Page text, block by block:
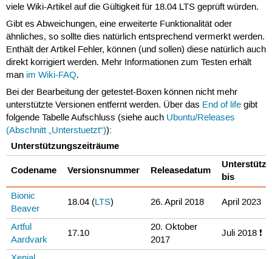
viele Wiki-Artikel auf die Gültigkeit für 18.04 LTS geprüft würden.
Gibt es Abweichungen, eine erweiterte Funktionalität oder
ähnliches, so sollte dies natürlich entsprechend vermerkt werden.
Enthält der Artikel Fehler, können (und sollen) diese natürlich auch
direkt korrigiert werden. Mehr Informationen zum Testen erhält
man im Wiki-FAQ.
Bei der Bearbeitung der getestet-Boxen können nicht mehr
unterstützte Versionen entfernt werden. Über das End of lifegibt
folgende Tabelle Aufschluss (siehe auch Ubuntu/Releases
(Abschnitt „Unterstuetzt“)):
Unterstützungszeiträume
Codename
Versionsnummer Releasedatum
Unterstützt
bis
Bionic
Beaver
18.04 (LTS) 26. April 2018 April 2023
Artful
Aardvark
17.10
20. Oktober
2017
Juli 2018 ❗